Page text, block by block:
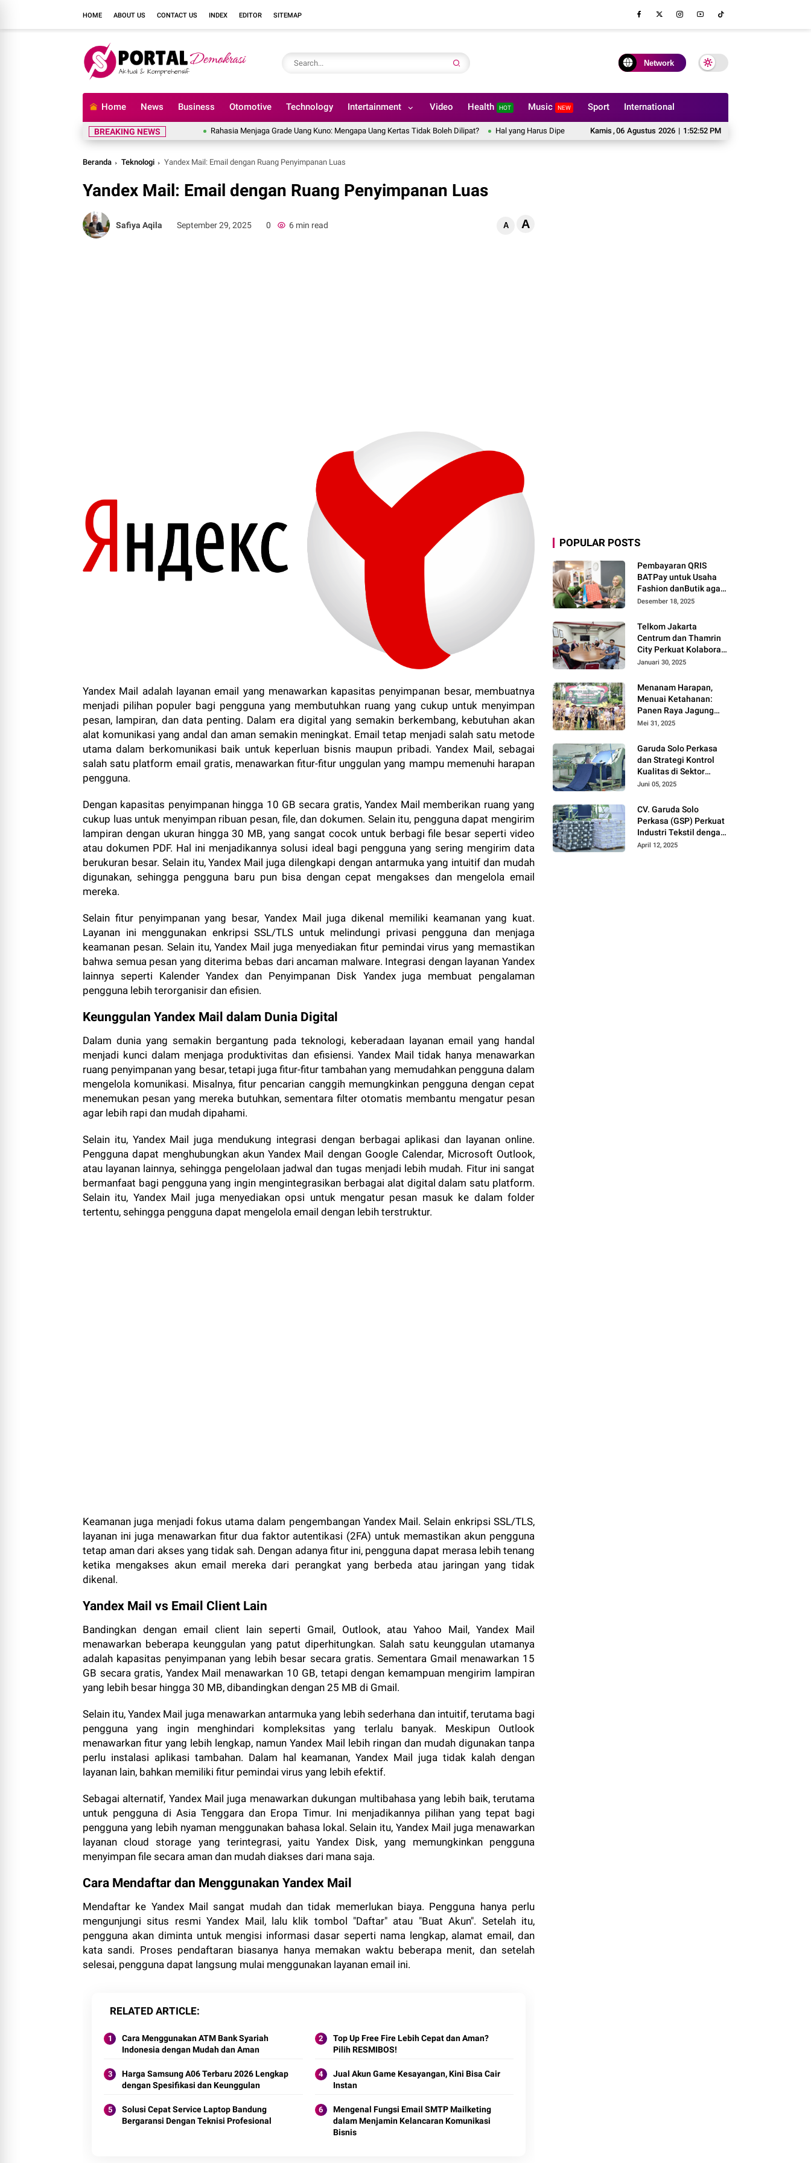
HOME ABOUT US CONTACT US INDEX EDITOR SITEMAP
Network
Home News Business Otomotive Technology Intertainment Video Health HOT Music NEW Sport International
Kamis ,06 Agustus 2026 | 1:52:53 PM
BREAKING NEWS Rahasia Menjaga Grade Uang Kuno: Mengapa Uang Kertas Tidak Boleh Dilipat? Hal yang Harus Dipertimbangkan Sebelum Memesan Sofa Custom Cipta Publishing Perkuat
Beranda Teknologi Yandex Mail: Email dengan Ruang Penyimpanan Luas
Yandex Mail: Email dengan Ruang Penyimpanan Luas
Safiya Aqila September 29, 2025 0 6 min read A A
Yandex Mail adalah layanan email yang menawarkan kapasitas penyimpanan besar, membuatnya
menjadi pilihan populer bagi pengguna yang membutuhkan ruang yang cukup untuk menyimpan
pesan, lampiran, dan data penting. Dalam era digital yang semakin berkembang, kebutuhan akan
alat komunikasi yang andal dan aman semakin meningkat. Email tetap menjadi salah satu metode
utama dalam berkomunikasi baik untuk keperluan bisnis maupun pribadi. Yandex Mail, sebagai
salah satu platform email gratis, menawarkan fitur-fitur unggulan yang mampu memenuhi harapan
pengguna.
Dengan kapasitas penyimpanan hingga 10 GB secara gratis, Yandex Mail memberikan ruang yang
cukup luas untuk menyimpan ribuan pesan, file, dan dokumen. Selain itu, pengguna dapat mengirim
lampiran dengan ukuran hingga 30 MB, yang sangat cocok untuk berbagi file besar seperti video
atau dokumen PDF. Hal ini menjadikannya solusi ideal bagi pengguna yang sering mengirim data
berukuran besar. Selain itu, Yandex Mail juga dilengkapi dengan antarmuka yang intuitif dan mudah
digunakan, sehingga pengguna baru pun bisa dengan cepat mengakses dan mengelola email
mereka.
Selain fitur penyimpanan yang besar, Yandex Mail juga dikenal memiliki keamanan yang kuat.
Layanan ini menggunakan enkripsi SSL/TLS untuk melindungi privasi pengguna dan menjaga
keamanan pesan. Selain itu, Yandex Mail juga menyediakan fitur pemindai virus yang memastikan
bahwa semua pesan yang diterima bebas dari ancaman malware. Integrasi dengan layanan Yandex
lainnya seperti Kalender Yandex dan Penyimpanan Disk Yandex juga membuat pengalaman
pengguna lebih terorganisir dan efisien.
Keunggulan Yandex Mail dalam Dunia Digital
Dalam dunia yang semakin bergantung pada teknologi, keberadaan layanan email yang handal
menjadi kunci dalam menjaga produktivitas dan efisiensi. Yandex Mail tidak hanya menawarkan
ruang penyimpanan yang besar, tetapi juga fitur-fitur tambahan yang memudahkan pengguna dalam
mengelola komunikasi. Misalnya, fitur pencarian canggih memungkinkan pengguna dengan cepat
menemukan pesan yang mereka butuhkan, sementara filter otomatis membantu mengatur pesan
agar lebih rapi dan mudah dipahami.
Selain itu, Yandex Mail juga mendukung integrasi dengan berbagai aplikasi dan layanan online.
Pengguna dapat menghubungkan akun Yandex Mail dengan Google Calendar, Microsoft Outlook,
atau layanan lainnya, sehingga pengelolaan jadwal dan tugas menjadi lebih mudah. Fitur ini sangat
bermanfaat bagi pengguna yang ingin mengintegrasikan berbagai alat digital dalam satu platform.
Selain itu, Yandex Mail juga menyediakan opsi untuk mengatur pesan masuk ke dalam folder
tertentu, sehingga pengguna dapat mengelola email dengan lebih terstruktur.
Keamanan juga menjadi fokus utama dalam pengembangan Yandex Mail. Selain enkripsi SSL/TLS,
layanan ini juga menawarkan fitur dua faktor autentikasi (2FA) untuk memastikan akun pengguna
tetap aman dari akses yang tidak sah. Dengan adanya fitur ini, pengguna dapat merasa lebih tenang
ketika mengakses akun email mereka dari perangkat yang berbeda atau jaringan yang tidak
dikenal.
Yandex Mail vs Email Client Lain
Bandingkan dengan email client lain seperti Gmail, Outlook, atau Yahoo Mail, Yandex Mail
menawarkan beberapa keunggulan yang patut diperhitungkan. Salah satu keunggulan utamanya
adalah kapasitas penyimpanan yang lebih besar secara gratis. Sementara Gmail menawarkan 15
GB secara gratis, Yandex Mail menawarkan 10 GB, tetapi dengan kemampuan mengirim lampiran
yang lebih besar hingga 30 MB, dibandingkan dengan 25 MB di Gmail.
Selain itu, Yandex Mail juga menawarkan antarmuka yang lebih sederhana dan intuitif, terutama bagi
pengguna yang ingin menghindari kompleksitas yang terlalu banyak. Meskipun Outlook
menawarkan fitur yang lebih lengkap, namun Yandex Mail lebih ringan dan mudah digunakan tanpa
perlu instalasi aplikasi tambahan. Dalam hal keamanan, Yandex Mail juga tidak kalah dengan
layanan lain, bahkan memiliki fitur pemindai virus yang lebih efektif.
Sebagai alternatif, Yandex Mail juga menawarkan dukungan multibahasa yang lebih baik, terutama
untuk pengguna di Asia Tenggara dan Eropa Timur. Ini menjadikannya pilihan yang tepat bagi
pengguna yang lebih nyaman menggunakan bahasa lokal. Selain itu, Yandex Mail juga menawarkan
layanan cloud storage yang terintegrasi, yaitu Yandex Disk, yang memungkinkan pengguna
menyimpan file secara aman dan mudah diakses dari mana saja.
Cara Mendaftar dan Menggunakan Yandex Mail
Mendaftar ke Yandex Mail sangat mudah dan tidak memerlukan biaya. Pengguna hanya perlu
mengunjungi situs resmi Yandex Mail, lalu klik tombol "Daftar" atau "Buat Akun". Setelah itu,
pengguna akan diminta untuk mengisi informasi dasar seperti nama lengkap, alamat email, dan
kata sandi. Proses pendaftaran biasanya hanya memakan waktu beberapa menit, dan setelah
selesai, pengguna dapat langsung mulai menggunakan layanan email ini.
RELATED ARTICLE
Cara Menggunakan ATM Bank Syariah
Indonesia dengan Mudah dan Aman
Top Up Free Fire Lebih Cepat dan Aman?
Pilih RESMIBOS!
Harga Samsung A06 Terbaru 2026 Lengkap
dengan Spesifikasi dan Keunggulan
Jual Akun Game Kesayangan, Kini Bisa Cair
Instan
Solusi Cepat Service Laptop Bandung
Bergaransi Dengan Teknisi Profesional
Mengenal Fungsi Email SMTP Mailketing
dalam Menjamin Kelancaran Komunikasi
Bisnis
POPULAR POSTS
Pembayaran QRIS
BATPay untuk Usaha
Fashion danButik agar
Transaksi Lebih Cepat
Desember 18, 2025
Telkom Jakarta
Centrum dan Thamrin
City Perkuat Kolaborasi
Kawasan Bisnis dan
Januari 30, 2025
Menanam Harapan,
Menuai Ketahanan:
Panen Raya Jagung
Warnai Sinergi Polres
Moutong
Mei 31, 2025
Garuda Solo Perkasa
dan Strategi Kontrol
Kualitas di Sektor
Tekstil
Juni 05, 2025
CV. Garuda Solo
Perkasa (GSP) Perkuat
Industri Tekstil dengan
Produksi Kain Greige
April 12, 2025